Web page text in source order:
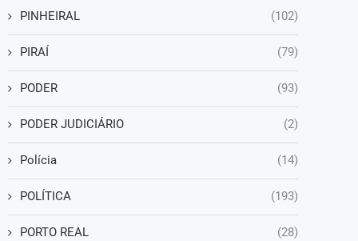
PINHEIRAL (102)
PIRAÍ (79)
PODER (93)
PODER JUDICIÁRIO (2)
Polícia (14)
POLÍTICA (193)
PORTO REAL (28)